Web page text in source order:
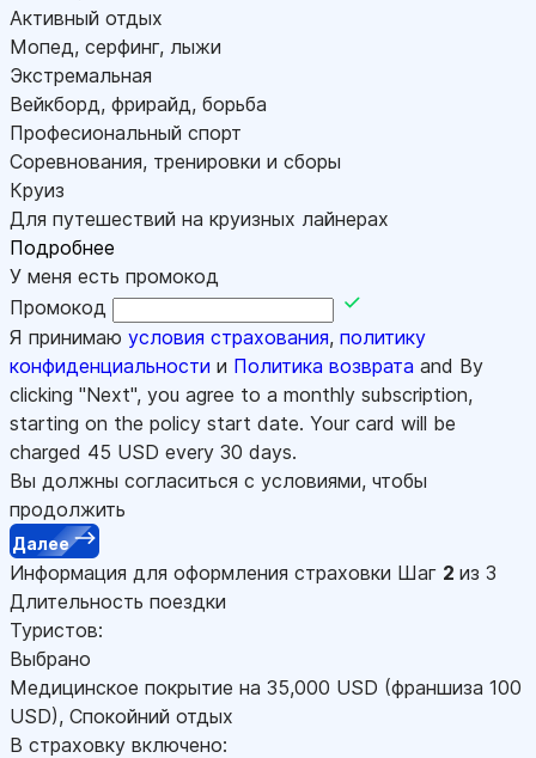
Активный отдых
Мопед, серфинг, лыжи
Экстремальная
Вейкборд, фрирайд, борьба
Професиональный спорт
Соревнования, тренировки и сборы
Круиз
Для путешествий на круизных лайнерах
Подробнее
У меня есть промокод
Промокод
Я принимаю условия страхования, политику
конфиденциальности и Политика возврата and By
clicking "Next", you agree to a monthly subscription,
starting on the policy start date. Your card will be
charged 45 USD every 30 days.
Вы должны согласиться с условиями, чтобы
продолжить
Далее
Информация для оформления страховки Шаг 2 из 3
Длительность поездки
Туристов:
Выбрано
Медицинское покрытие на 35,000 USD (франшиза 100
USD), Спокойний отдых
В страховку включено: